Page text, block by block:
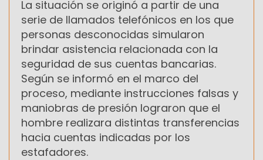
La situación se originó a partir de una
serie de llamados telefónicos en los que
personas desconocidas simularon
brindar asistencia relacionada con la
seguridad de sus cuentas bancarias.
Según se informó en el marco del
proceso, mediante instrucciones falsas y
maniobras de presión lograron que el
hombre realizara distintas transferencias
hacia cuentas indicadas por los
estafadores.